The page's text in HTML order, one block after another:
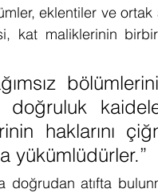
eklentiler ve
maliklerinin
doğruluk
haklarını
yükümlüdürler.”
atıfta